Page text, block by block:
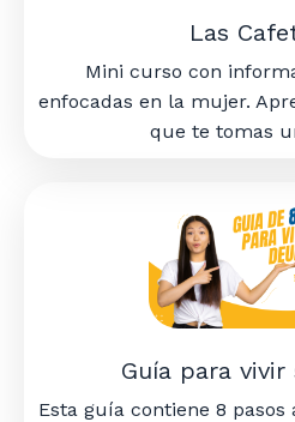
Las
Mini curso con i
enfocadas en la mujer.
que te tomas
Guía para vivir
Esta guía contiene 8